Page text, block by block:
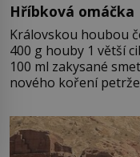
Hříbková omáčka
Královskou houbou
400 g houby 1 větší
100 ml zakysané
nového koření